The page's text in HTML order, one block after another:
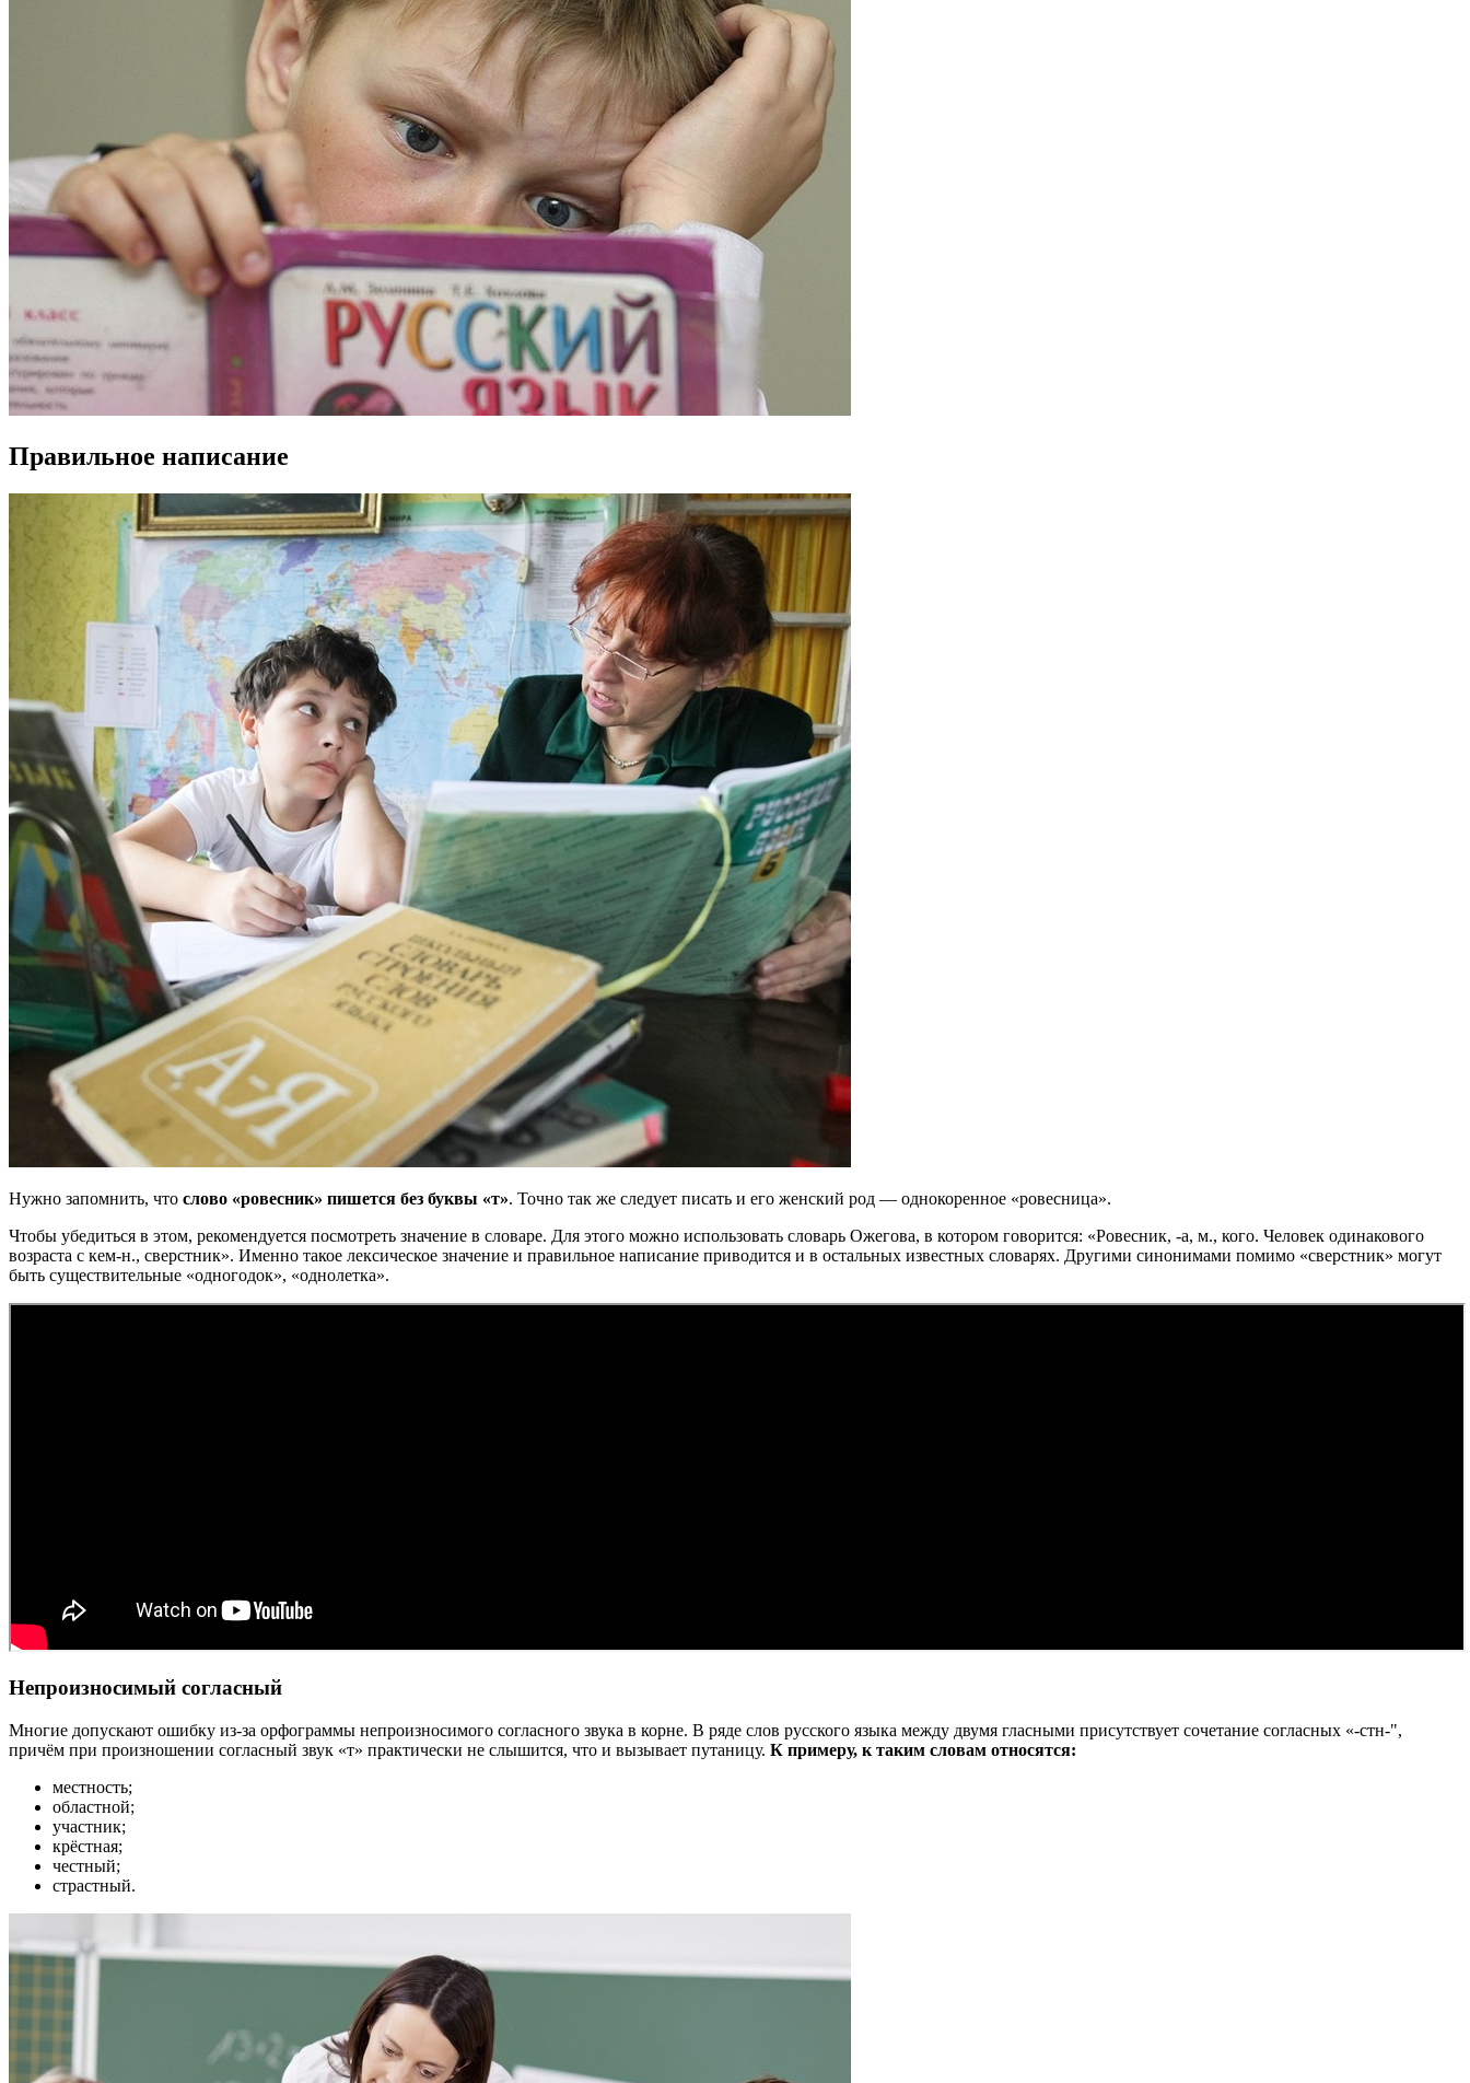
Правильное написание
Нужно запомнить, что слово «ровесник» пишется без буквы «т». Точно так же следует писать и его женский род — однокоренное «ровесница».
Чтобы убедиться в этом, рекомендуется посмотреть значение в словаре. Для этого можно использовать словарь Ожегова, в котором говорится: «Ровесник, -а, м., кого. Человек одинакового
возраста с кем-н., сверстник». Именно такое лексическое значение и правильное написание приводится и в остальных известных словарях. Другими синонимами помимо «сверстник» могут
быть существительные «одногодок», «однолетка».
Непроизносимый согласный
Многие допускают ошибку из-за орфограммы непроизносимого согласного звука в корне. В ряде слов русского языка между двумя гласными присутствует сочетание согласных «-стн-",
причём при произношении согласный звук «т» практически не слышится, что и вызывает путаницу. К примеру, к таким словам относятся:
местность;
областной;
участник;
крёстная;
честный;
страстный.